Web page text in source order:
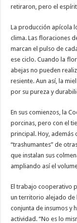
retiraron, pero el
La producción apícola
clima. Las floraciones
marcan el pulso de
ese ciclo. Cuando la
abejas no pueden
resiente. Aun así, la
por su pureza y
En sus comienzos, la
porcinas, pero con el
principal. Hoy, además
“trashumantes” de
que instalan sus
ampliando así el
El trabajo cooperativo
un territorio alejado de
conjunta de insumos y
actividad. “No es lo